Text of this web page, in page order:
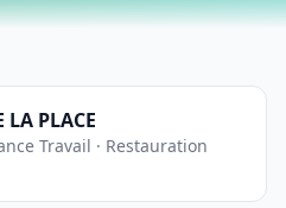
LA PLACE
Travail · Restauration